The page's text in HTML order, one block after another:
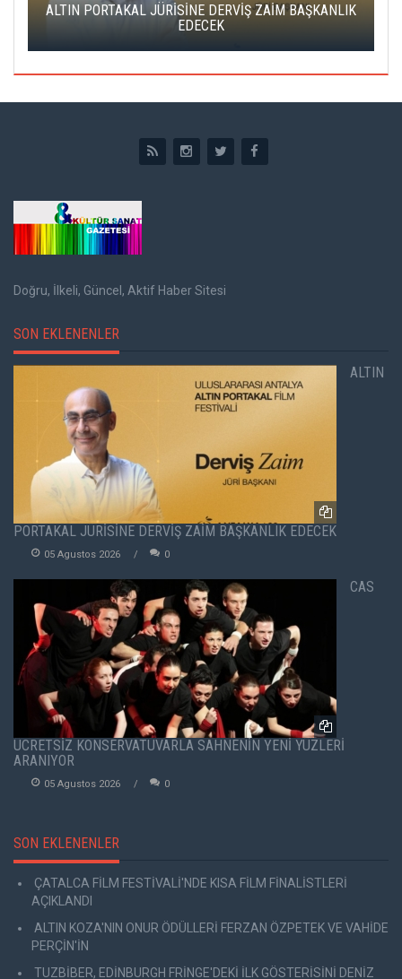
ALTIN PORTAKAL JÜRİSİNE DERVİŞ ZAİM BAŞKANLIK
EDECEK
Doğru, İlkeli, Güncel, Aktif Haber Sitesi
SON EKLENENLER
ALTIN
PORTAKAL JÜRİSİNE DERVİŞ ZAİM BAŞKANLIK EDECEK
05 Agustos 2026 0
CAS
ÜCRETSİZ KONSERVATUVARLA SAHNENİN YENİ YÜZLERİ
ARANIYOR
05 Agustos 2026 0
SON EKLENENLER
ÇATALCA FİLM FESTİVALİ'NDE KISA FİLM FİNALİSTLERİ
AÇIKLANDI
ALTIN KOZA'NIN ONUR ÖDÜLLERİ FERZAN ÖZPETEK VE VAHİDE
PERÇİN'İN
TUZBİBER, EDİNBURGH FRİNGE'DEKİ İLK GÖSTERİSİNİ DENİZ